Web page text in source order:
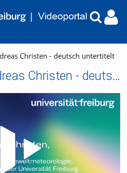
Christen - deutsch untertitelt
ZEIT für X - Andreas Christen - deutsch untertitelt